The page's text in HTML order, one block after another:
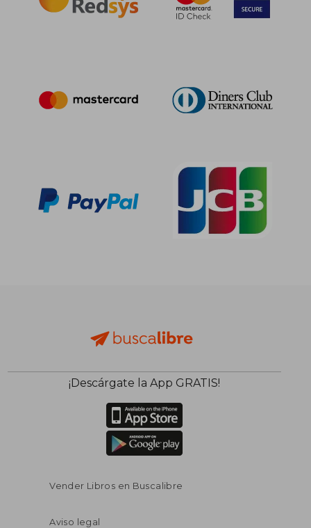
¡Descárgate la App GRATIS!
Vender Libros en Buscalibre
Aviso legal